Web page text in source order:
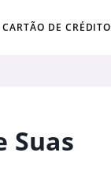
CARTÃO DE CRÉDITO
Suas